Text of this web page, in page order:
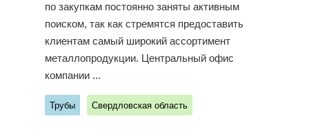
по закупкам постоянно заняты активным
поиском, так как стремятся предоставить
клиентам самый широкий ассортимент
металлопродукции. Центральный офис
компании ...
Трубы Свердловская область